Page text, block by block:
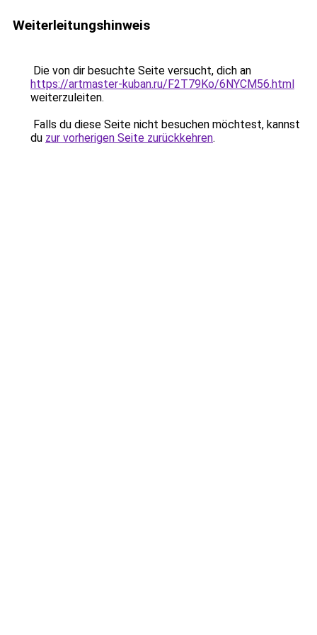
Weiterleitungshinweis
Die von dir besuchte Seite versucht, dich an
https://artmaster-kuban.ru/F2T79Ko/6NYCM56.html
weiterzuleiten.
Falls du diese Seite nicht besuchen möchtest, kannst
du zur vorherigen Seite zurückkehren.